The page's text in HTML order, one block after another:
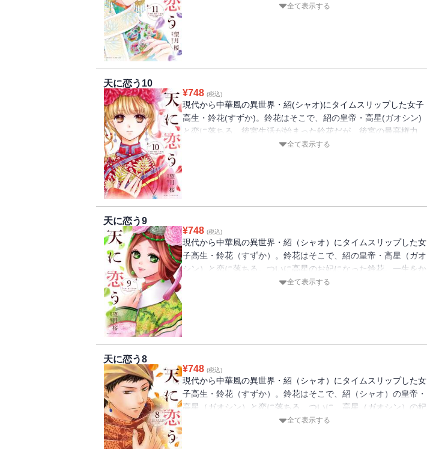
してくれる天青の珠がなくなってしまった鈴花は、言葉が通じず
ーパー付き
全て表示する
天に恋う10
¥748 (税込)
現代から中華風の異世界・紹(シャオ)にタイムスリップした女子
高生・鈴花(すずか)。鈴花はそこで、紹の皇帝・高星(ガオシン)
と恋に落ちる。後宮生活が始まった鈴花だが、後宮の最高権力
者、瀏太后（リウタイホウ）と対立してしまう。でも、高星から
全て表示する
天に恋う9
¥748 (税込)
現代から中華風の異世界・紹（シャオ）にタイムスリップした女
子高生・鈴花（すずか）。鈴花はそこで、紹の皇帝・高星（ガオ
シン）と恋に落ちる。ついに高星のお妃になった鈴花。一生をか
けて高星を愛していくことを決意する。高星にふさわしくなれる
全て表示する
天に恋う8
¥748 (税込)
現代から中華風の異世界・紹（シャオ）にタイムスリップした女
子高生・鈴花（すずか）。鈴花はそこで、紹（シャオ）の皇帝・
高星（ガオシン）と恋に落ちる。ついに、高星（ガオシン）の妃
になることを決めた鈴花（すずか）。正式に妃になるため、高星
全て表示する